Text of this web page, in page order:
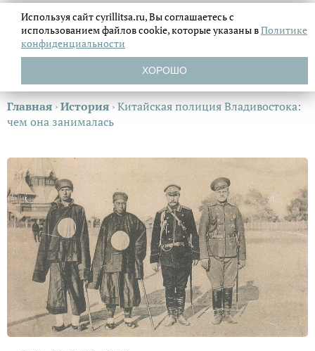
Главная ›История ›Китайская полиция Владивостока:
чем она занималась
Используя сайт cyrillitsa.ru, Вы соглашаетесь с
использованием файловcookie, которые указаны вПолитике
конфиденциальности
ХОРОШО